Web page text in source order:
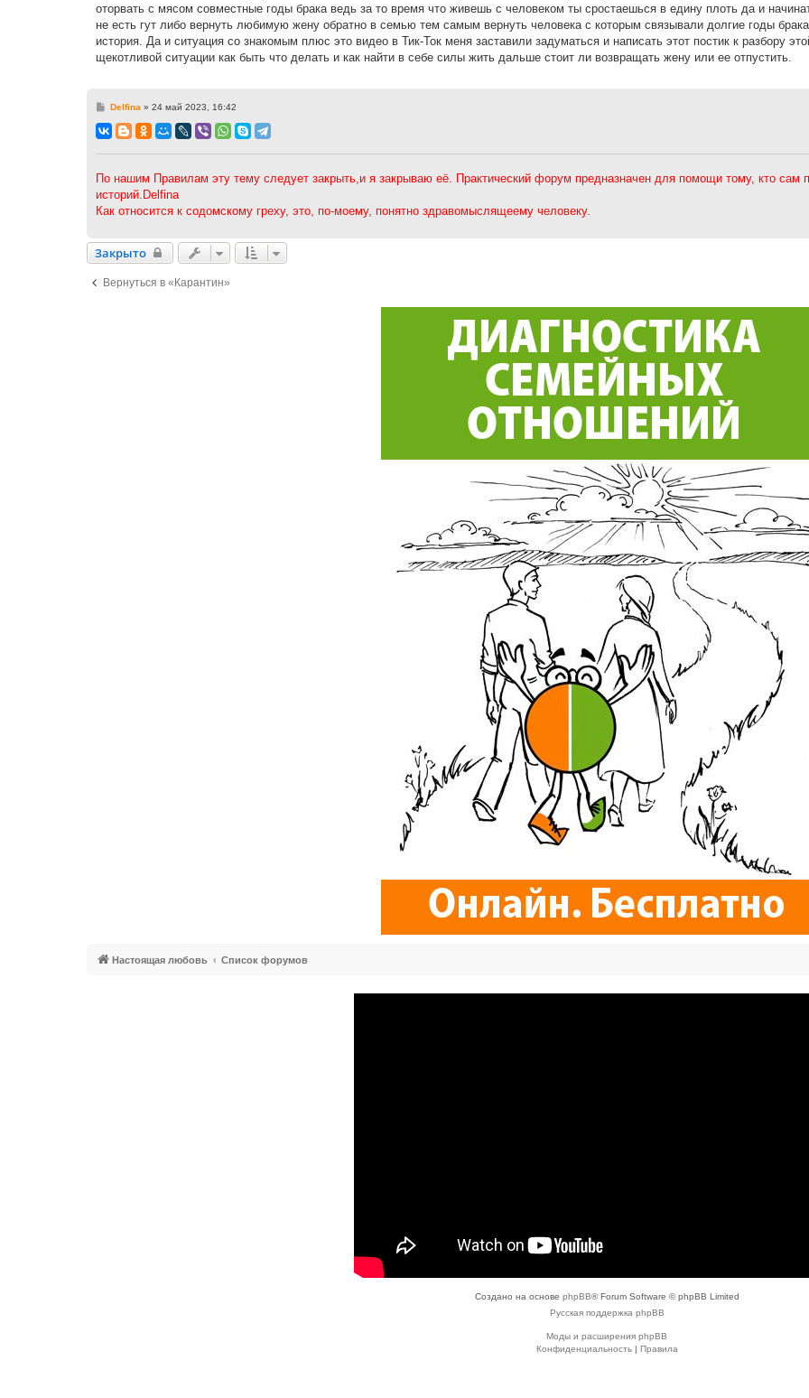
оторвать с мясом совместные годы брака ведь за то время что живешь с человеком ты сростаешься в едину плоть да и
не есть гут либо вернуть любимую жену обратно в семью тем самым вернуть человека с которым связывали долгие годы
история. Да и ситуация со знакомым плюс это видео в Тик-Ток меня заставили задуматься и написать этот постик к разбору
щекотливой ситуации как быть что делать и как найти в себе силы жить дальше стоит ли возвращать жену или ее отпустить.
С
о
б
и
е
Delfina » 24 май 2023, 16:42
По нашим Правилам эту тему следует закрыть,и я закрываю её. Практический форум предназначен для помощи тому, кто сам
историй.Delfina
Как относится к содомскому греху, это, по-моему, понятно здравомыслящеему человеку.
Закрыто
Закрыто
Вернуться в «Карантин»
Настоящая любовь Список форумов
Создано на основе phpBB® Forum Software © phpBB Limited
Русская поддержка phpBB
Моды и расширения phpBB
Конфиденциальность| Правила